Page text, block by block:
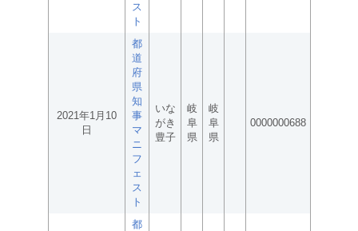
ス
ト
2021年1月10
日
都
道
府
県
知
事
マ
ニ
フ
ェ
ス
ト
いな
がき
豊子
岐
阜
県
岐
阜
県
0000000688
都